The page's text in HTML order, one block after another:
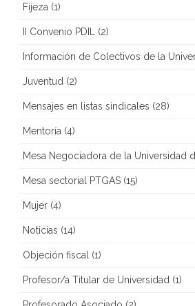
Fijeza (1)
II Convenio PDIL (2)
Información de Colectivos de la
Juventud (2)
Mensajes en listas sindicales (28)
Mentoría (4)
Mesa Negociadora de la Universidad
Mesa sectorial PTGAS (15)
Mujer (4)
Noticias (14)
Objeción fiscal (1)
Profesor/a Titular de Universidad (1)